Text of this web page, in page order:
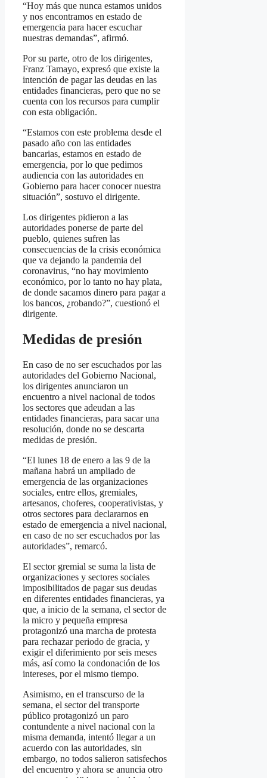
“Hoy más que nunca estamos unidos
y nos encontramos en estado de
emergencia para hacer escuchar
nuestras demandas”, afirmó.
Por su parte, otro de los dirigentes,
Franz Tamayo, expresó que existe la
intención de pagar las deudas en las
entidades financieras, pero que no se
cuenta con los recursos para cumplir
con esta obligación.
“Estamos con este problema desde el
pasado año con las entidades
bancarias, estamos en estado de
emergencia, por lo que pedimos
audiencia con las autoridades en
Gobierno para hacer conocer nuestra
situación”, sostuvo el dirigente.
Los dirigentes pidieron a las
autoridades ponerse de parte del
pueblo, quienes sufren las
consecuencias de la crisis económica
que va dejando la pandemia del
coronavirus, “no hay movimiento
económico, por lo tanto no hay plata,
de donde sacamos dinero para pagar a
los bancos, ¿robando?”, cuestionó el
dirigente.
Medidas de presión
En caso de no ser escuchados por las
autoridades del Gobierno Nacional,
los dirigentes anunciaron un
encuentro a nivel nacional de todos
los sectores que adeudan a las
entidades financieras, para sacar una
resolución, donde no se descarta
medidas de presión.
“El lunes 18 de enero a las 9 de la
mañana habrá un ampliado de
emergencia de las organizaciones
sociales, entre ellos, gremiales,
artesanos, choferes, cooperativistas, y
otros sectores para declararnos en
estado de emergencia a nivel nacional,
en caso de no ser escuchados por las
autoridades”, remarcó.
El sector gremial se suma la lista de
organizaciones y sectores sociales
imposibilitados de pagar sus deudas
en diferentes entidades financieras, ya
que, a inicio de la semana, el sector de
la micro y pequeña empresa
protagonizó una marcha de protesta
para rechazar periodo de gracia, y
exigir el diferimiento por seis meses
más, así como la condonación de los
intereses, por el mismo tiempo.
Asimismo, en el transcurso de la
semana, el sector del transporte
público protagonizó un paro
contundente a nivel nacional con la
misma demanda, intentó llegar a un
acuerdo con las autoridades, sin
embargo, no todos salieron satisfechos
del encuentro y ahora se anuncia otro